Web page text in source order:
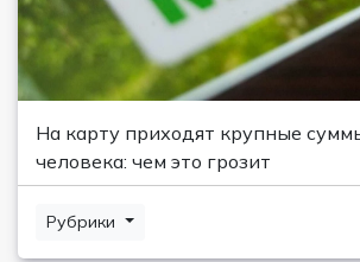
На карту приходят крупные
человека: чем это грозит
Рубрики